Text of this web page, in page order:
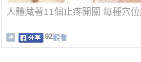
人體藏著11個止疼開關 每種穴
92觀看